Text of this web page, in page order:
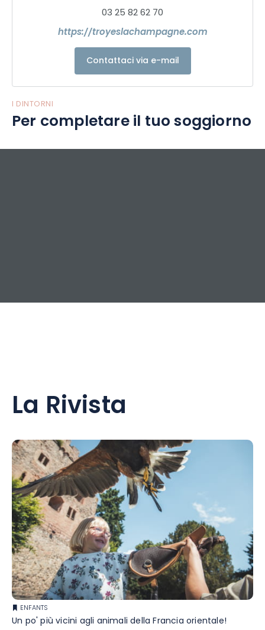
Quindi... sorprendetevi...
03 25 82 62 70
https://troyeslachampagne.com
Contattaci via e-mail
I DINTORNI
Per completare il tuo soggiorno
La Rivista
ENFANTS
Un po' più vicini agli animali della Francia orientale!